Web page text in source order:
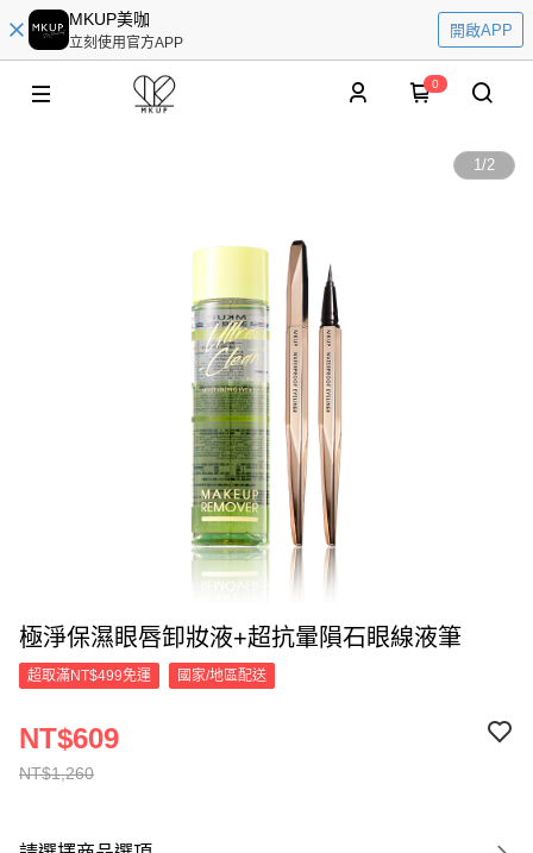
MKUP美咖
立刻使用官方APP
開啟APP
0
1/2
極淨保濕眼唇卸妝液+超抗暈隕石眼線液筆
超取滿NT$499免運 國家/地區配送
NT$1,260
NT$609